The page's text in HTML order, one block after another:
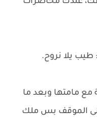
يلا نروح.
مع مامتها وبعد ما
الموقف بس ملك